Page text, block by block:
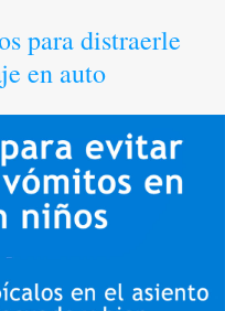
para distraerle
en auto